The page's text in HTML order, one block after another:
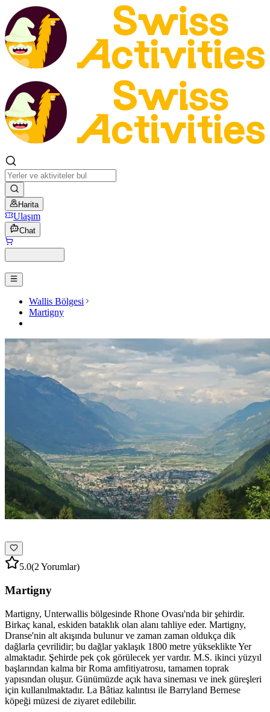
Harita
Ulaşım
Chat
Wallis Bölgesi
Martigny
5.0(2 Yorumlar)
Martigny
Martigny, Unterwallis bölgesinde Rhone Ovası'nda bir şehirdir.
Birkaç kanal, eskiden bataklık olan alanı tahliye eder. Martigny,
Dranse'nin alt akışında bulunur ve zaman zaman oldukça dik
dağlarla çevrilidir; bu dağlar yaklaşık 1800 metre yükseklikte Yer
almaktadır. Şehirde pek çok görülecek yer vardır. M.S. ikinci yüzyıl
başlarından kalma bir Roma amfitiyatrosu, tamamen toprak
yapısından oluşur. Günümüzde açık hava sineması ve inek güreşleri
için kullanılmaktadır. La Bâtiaz kalıntısı ile Barryland Bernese
köpeği müzesi de ziyaret edilebilir.